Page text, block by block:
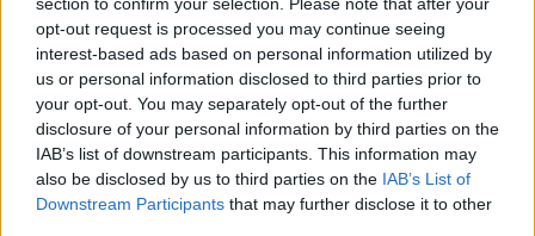
opt-out request is processed you may continue seeing
interest-based ads based on personal information utilized by
us or personal information disclosed to third parties prior to
your opt-out. You may separately opt-out of the further
disclosure of your personal information by third parties on the
IAB’s list of downstream participants. This information may
also be disclosed by us to third parties on the IAB’s List of
Downstream Participants that may further disclose it to other
Un post condiviso da LegnanoNews (@legnanonews)